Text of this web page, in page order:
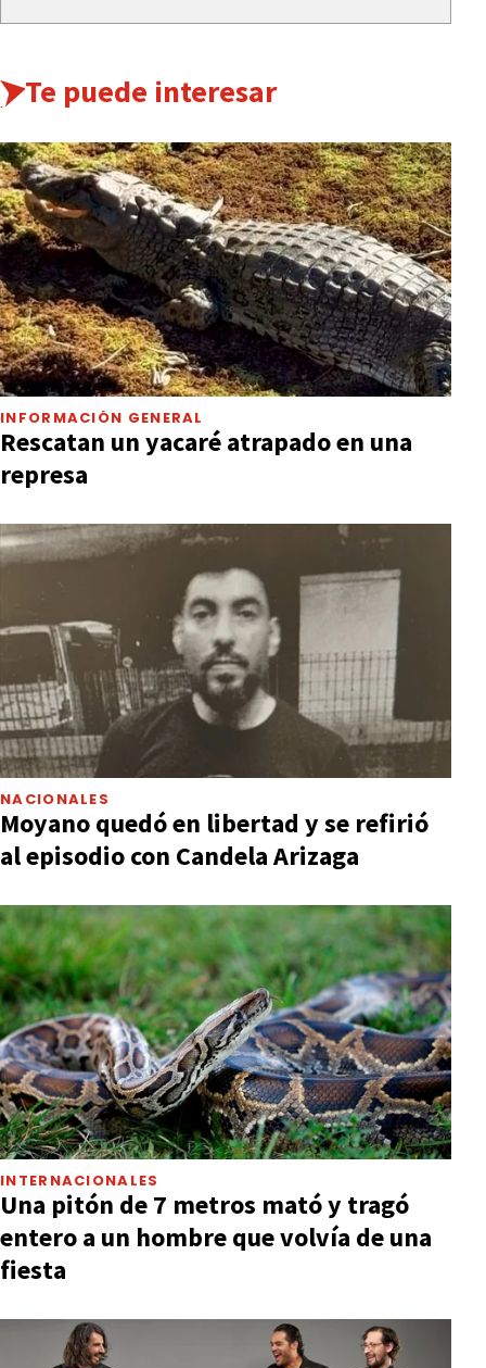
Te puede interesar
INFORMACIÓN GENERAL
Rescatan un yacaré atrapado en una
represa
NACIONALES
Moyano quedó en libertad y se refirió
al episodio con Candela Arizaga
INTERNACIONALES
Una pitón de 7 metros mató y tragó
entero a un hombre que volvía de una
fiesta